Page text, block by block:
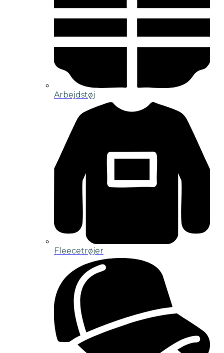
Arbejdstøj
Fleecetrøjer